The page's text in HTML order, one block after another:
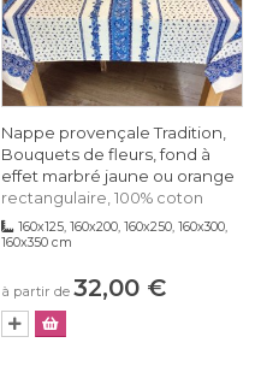
Nappe provençale Tradition,
Bouquets de fleurs, fond à
effet marbré jaune ou orange
rectangulaire, 100% coton
160x125, 160x200, 160x250, 160x300,
160x350 cm
à partir de 32,00 €